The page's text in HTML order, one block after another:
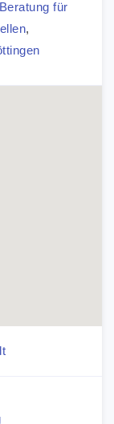
für
,